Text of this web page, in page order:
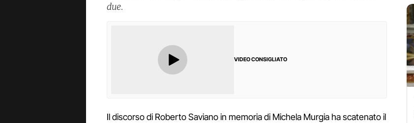
due.
VIDEO CONSIGLIATO
Il discorso di Roberto Saviano in memoria di Michela Murgia ha scatenato il